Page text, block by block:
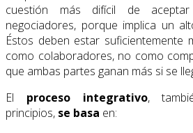
cuestión más difícil de
negociadores, porque implica un
Éstos deben estar suficientemente
como colaboradores, no como
que ambas partes ganan más si se
El proceso integrativo,
principios, se basa en: